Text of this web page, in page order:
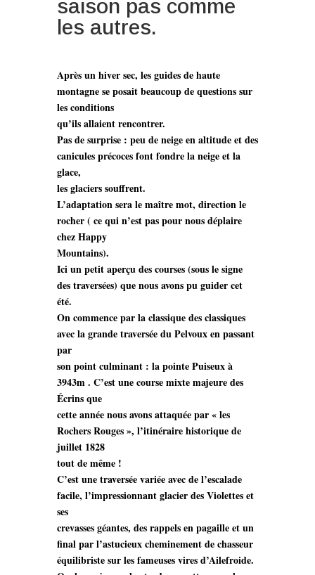
saison pas comme
les autres.
Après un hiver sec, les guides de haute
montagne se posait beaucoup de questions sur
les conditions
qu’ils allaient rencontrer.
Pas de surprise : peu de neige en altitude et des
canicules précoces font fondre la neige et la
glace,
les glaciers souffrent.
L’adaptation sera le maître mot, direction le
rocher ( ce qui n’est pas pour nous déplaire
chez Happy
Mountains).
Ici un petit aperçu des courses (sous le signe
des traversées) que nous avons pu guider cet
été.
On commence par la classique des classiques
avec la grande traversée du Pelvoux en passant
par
son point culminant : la pointe Puiseux à
3943m . C’est une course mixte majeure des
Écrins que
cette année nous avons attaquée par « les
Rochers Rouges », l’itinéraire historique de
juillet 1828
tout de même !
C’est une traversée variée avec de l’escalade
facile, l’impressionnant glacier des Violettes et
ses
crevasses géantes, des rappels en pagaille et un
final par l’astucieux cheminement de chasseur
équilibriste sur les fameuses vires d’Ailefroide.